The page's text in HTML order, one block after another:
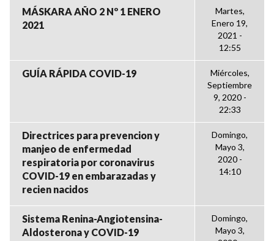
MÁSKARA AÑO 2 Nº 1 ENERO
2021
Martes,
Enero 19,
2021 -
12:55
GUÍA RÁPIDA COVID-19
Miércoles,
Septiembre
9, 2020 -
22:33
Directrices para prevencion y
manjeo de enfermedad
respiratoria por coronavirus
COVID-19 en embarazadas y
recien nacidos
Domingo,
Mayo 3,
2020 -
14:10
Sistema Renina-Angiotensina-
Aldosterona y COVID-19
Domingo,
Mayo 3,